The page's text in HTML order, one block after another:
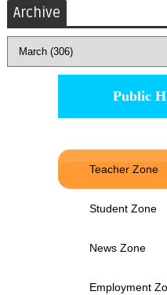
Archive
Public
Teacher Zone
Student Zone
News Zone
Employment